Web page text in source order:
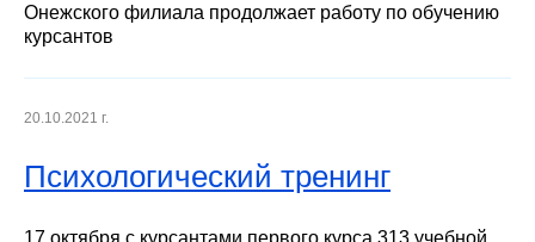
Онежского филиала продолжает работу по обучению
курсантов
20.10.2021 г.
Психологический тренинг
17 октября с курсантами первого курса 313 учебной